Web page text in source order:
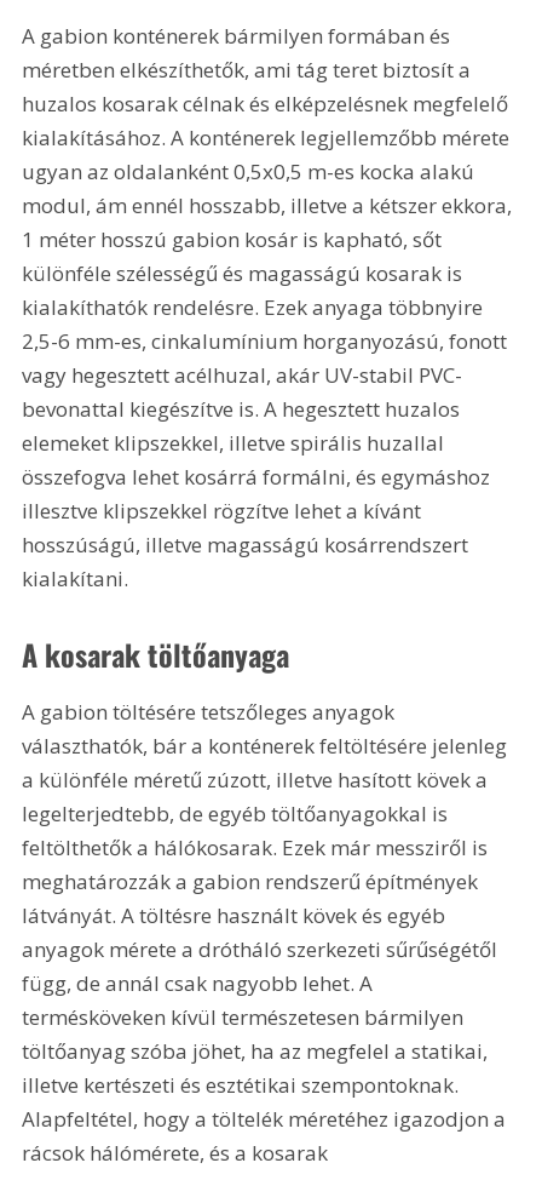
A gabion konténerek bármilyen formában és
méretben elkészíthetők, ami tág teret biztosít a
huzalos kosarak célnak és elképzelésnek megfelelő
kialakításához. A konténerek legjellemzőbb mérete
ugyan az oldalanként 0,5x0,5 m-es kocka alakú
modul, ám ennél hosszabb, illetve a kétszer ekkora,
1 méter hosszú gabion kosár is kapható, sőt
különféle szélességű és magasságú kosarak is
kialakíthatók rendelésre. Ezek anyaga többnyire
2,5-6 mm-es, cinkalumínium horganyozású, fonott
vagy hegesztett acélhuzal, akár UV-stabil PVC-
bevonattal kiegészítve is. A hegesztett huzalos
elemeket klipszekkel, illetve spirális huzallal
összefogva lehet kosárrá formálni, és egymáshoz
illesztve klipszekkel rögzítve lehet a kívánt
hosszúságú, illetve magasságú kosárrendszert
kialakítani.
A kosarak töltőanyaga
A gabion töltésére tetszőleges anyagok
választhatók, bár a konténerek feltöltésére jelenleg
a különféle méretű zúzott, illetve hasított kövek a
legelterjedtebb, de egyéb töltőanyagokkal is
feltölthetők a hálókosarak. Ezek már messziről is
meghatározzák a gabion rendszerű építmények
látványát. A töltésre használt kövek és egyéb
anyagok mérete a drótháló szerkezeti sűrűségétől
függ, de annál csak nagyobb lehet. A
termésköveken kívül természetesen bármilyen
töltőanyag szóba jöhet, ha az megfelel a statikai,
illetve kertészeti és esztétikai szempontoknak.
Alapfeltétel, hogy a töltelék méretéhez igazodjon a
rácsok hálómérete, és a kosarak